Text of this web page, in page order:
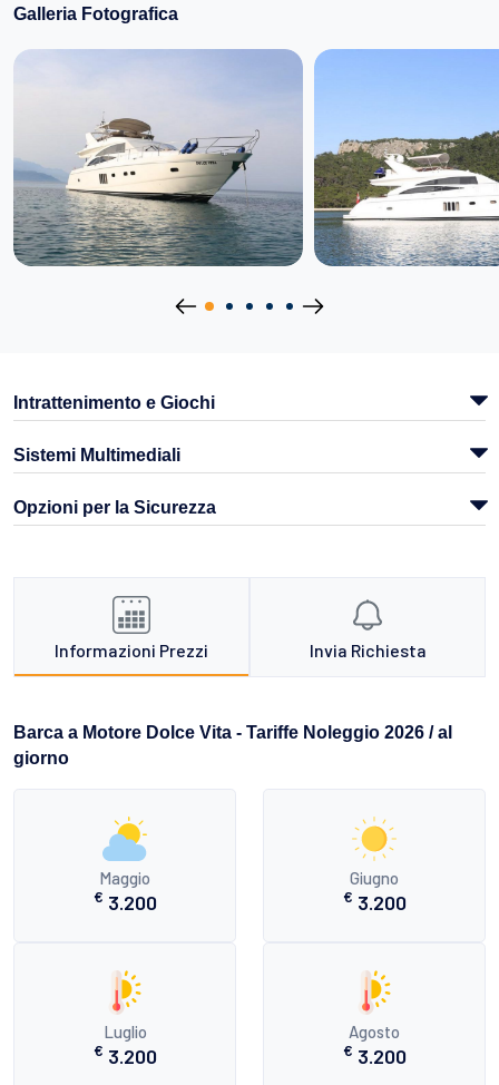
Galleria Fotografica
Intrattenimento e Giochi
Sistemi Multimediali
Opzioni per la Sicurezza
Informazioni Prezzi Invia Richiesta
Barca a Motore Dolce Vita - Tariffe Noleggio 2026 / al
giorno
Maggio
€ 3.200
Giugno
€ 3.200
Luglio
€ 3.200
Agosto
€ 3.200